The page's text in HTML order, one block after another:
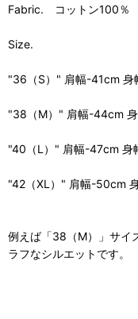
Fabric. コットン100％
Size.
"36（S）" 肩幅-41cm
"38（M）" 肩幅-44cm
"40（L）" 肩幅-47cm
"42（XL）" 肩幅-50cm
例えば「38（M）」サイ
ラフなシルエットです。